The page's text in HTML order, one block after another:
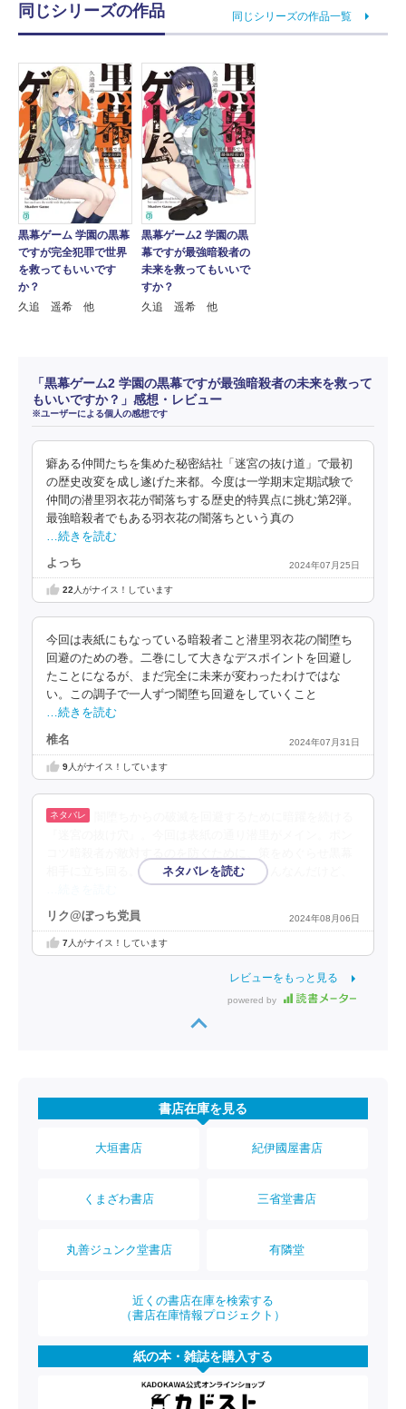
同じシリーズの作品 同じシリーズの作品一覧
黒幕ゲーム 学園の黒幕
ですが完全犯罪で世界
を救ってもいいです
か？
久追 遥希 他
黒幕ゲーム2 学園の黒
幕ですが最強暗殺者の
未来を救ってもいいで
すか？
久追 遥希 他
「黒幕ゲーム2 学園の黒幕ですが最強暗殺者の未来を救って
もいいですか？」感想・レビュー
※ユーザーによる個人の感想です
癖ある仲間たちを集めた秘密結社「迷宮の抜け道」で最初
の歴史改変を成し遂げた来都。今度は一学期末定期試験で
仲間の潜里羽衣花が闇落ちする歴史的特異点に挑む第2弾。
最強暗殺者でもある羽衣花の闇落ちという真の
…続きを読む
よっち 2024年07月25日
22 人がナイス！しています
今回は表紙にもなっている暗殺者こと潜里羽衣花の闇堕ち
回避のための巻。二巻にして大きなデスポイントを回避し
たことになるが、まだ完全に未来が変わったわけではな
い。この調子で一人ずつ闇堕ち回避をしていくこと
…続きを読む
椎名 2024年07月31日
9人がナイス！しています
相手に立ち回る。一条さんのためはもちろんなんだけど、
リク@ぼっち党員 2024年08月06日
7人がナイス！しています
レビューをもっと見る
powered by
書店在庫を見る
大垣書店 紀伊國屋書店
くまざわ書店 三省堂書店
丸善ジュンク堂書店 有隣堂
近くの書店在庫を検索する
（書店在庫情報プロジェクト）
紙の本・雑誌を購入する